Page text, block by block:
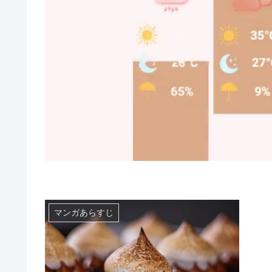
マンガあらすじ